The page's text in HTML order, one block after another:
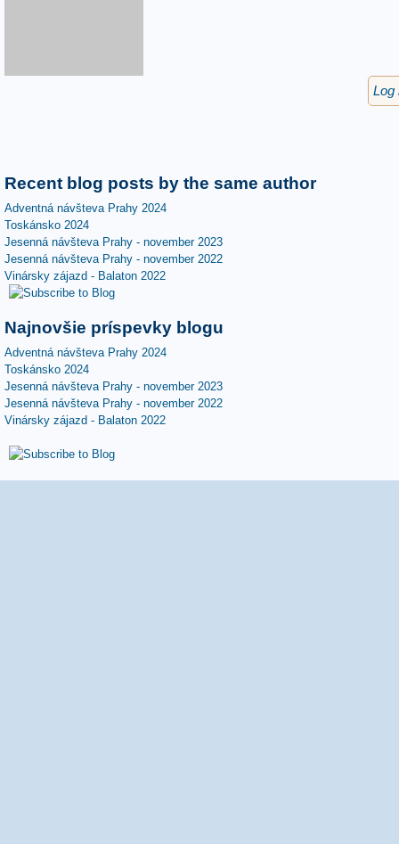
Log
Recent blog posts by the same author
Adventná návšteva Prahy 2024
Toskánsko 2024
Jesenná návšteva Prahy - november 2023
Jesenná návšteva Prahy - november 2022
Vinársky zájazd - Balaton 2022
Najnovšie príspevky blogu
Adventná návšteva Prahy 2024
Toskánsko 2024
Jesenná návšteva Prahy - november 2023
Jesenná návšteva Prahy - november 2022
Vinársky zájazd - Balaton 2022